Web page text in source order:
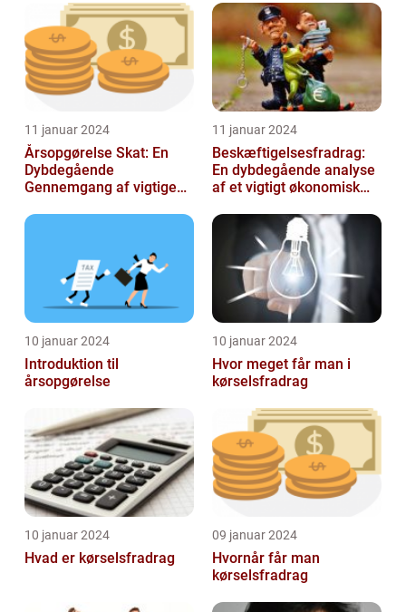
11 januar 2024
Årsopgørelse Skat: En
Dybdegående
Gennemgang af vigtige
finansfolk
11 januar 2024
Beskæftigelsesfradrag:
En dybdegående analyse
af et vigtigt økonomisk
finansf...
10 januar 2024
Introduktion til
årsopgørelse
10 januar 2024
Hvor meget får man i
kørselsfradrag
10 januar 2024
Hvad er kørselsfradrag
09 januar 2024
Hvornår får man
kørselsfradrag